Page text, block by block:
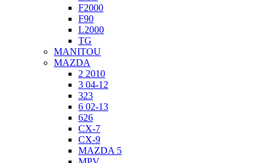
F2000
F90
L2000
TG
MANITOU
MAZDA
2 2010
3 04-12
323
6 02-13
626
CX-7
CX-9
MAZDA 5